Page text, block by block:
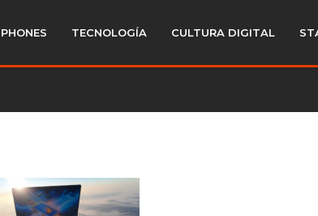
TECNOLOGÍA CULTURA DIGITAL